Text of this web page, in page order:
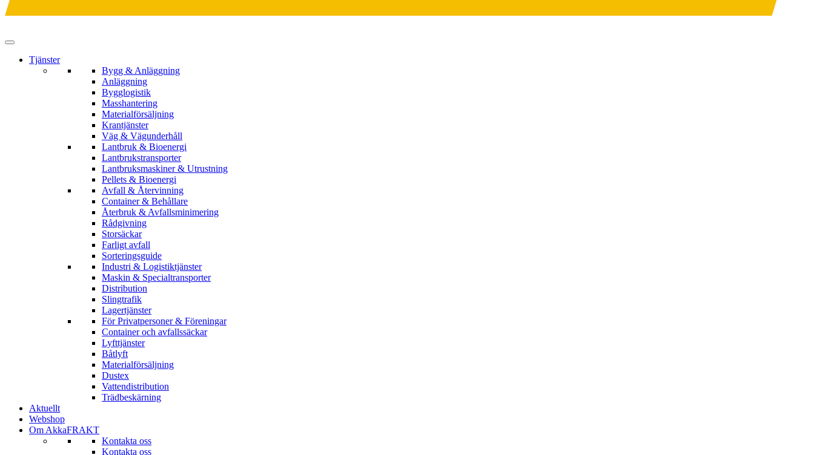
Tjänster
Bygg & Anläggning
Anläggning
Bygglogistik
Masshantering
Materialförsäljning
Krantjänster
Väg & Vägunderhåll
Lantbruk & Bioenergi
Lantbrukstransporter
Lantbruksmaskiner & Utrustning
Pellets & Bioenergi
Avfall & Återvinning
Container & Behållare
Återbruk & Avfallsminimering
Rådgivning
Storsäckar
Farligt avfall
Sorteringsguide
Industri & Logistiktjänster
Maskin & Specialtransporter
Distribution
Slingtrafik
Lagertjänster
För Privatpersoner & Föreningar
Container och avfallssäckar
Lyfttjänster
Båtlyft
Materialförsäljning
Dustex
Vattendistribution
Trädbeskärning
Aktuellt
Webshop
Om AkkaFRAKT
Kontakta oss
Kontakta oss